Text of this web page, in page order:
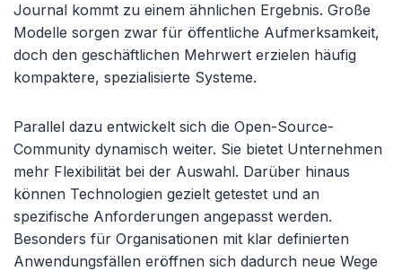
Journal kommt zu einem ähnlichen Ergebnis. Große
Modelle sorgen zwar für öffentliche Aufmerksamkeit,
doch den geschäftlichen Mehrwert erzielen häufig
kompaktere, spezialisierte Systeme.
Parallel dazu entwickelt sich die Open-Source-
Community dynamisch weiter. Sie bietet Unternehmen
mehr Flexibilität bei der Auswahl. Darüber hinaus
können Technologien gezielt getestet und an
spezifische Anforderungen angepasst werden.
Besonders für Organisationen mit klar definierten
Anwendungsfällen eröffnen sich dadurch neue Wege